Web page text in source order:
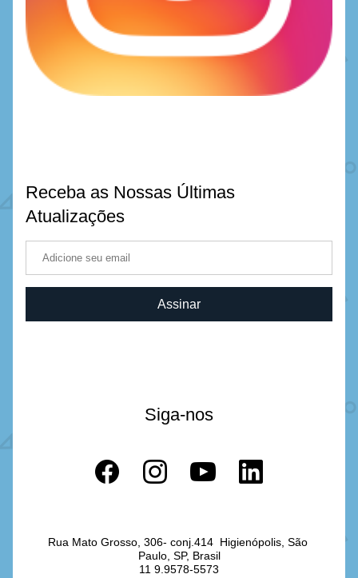
Receba as Nossas Últimas
Atualizações
Assinar
Siga-nos
Rua Mato Grosso, 306- conj.414  Higienópolis, São
Paulo, SP, Brasil
11 9.9578-5573